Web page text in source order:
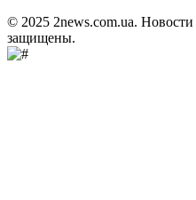
© 2025 2news.com.ua.
защищены.